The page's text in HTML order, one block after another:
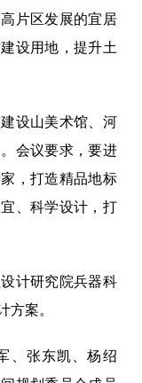
片区发展的宜居
设用地，提升土
设山美术馆、河
会议要求，要进
，打造精品地标
、科学设计，打
计研究院兵器科
方案。
、张东凯、杨绍